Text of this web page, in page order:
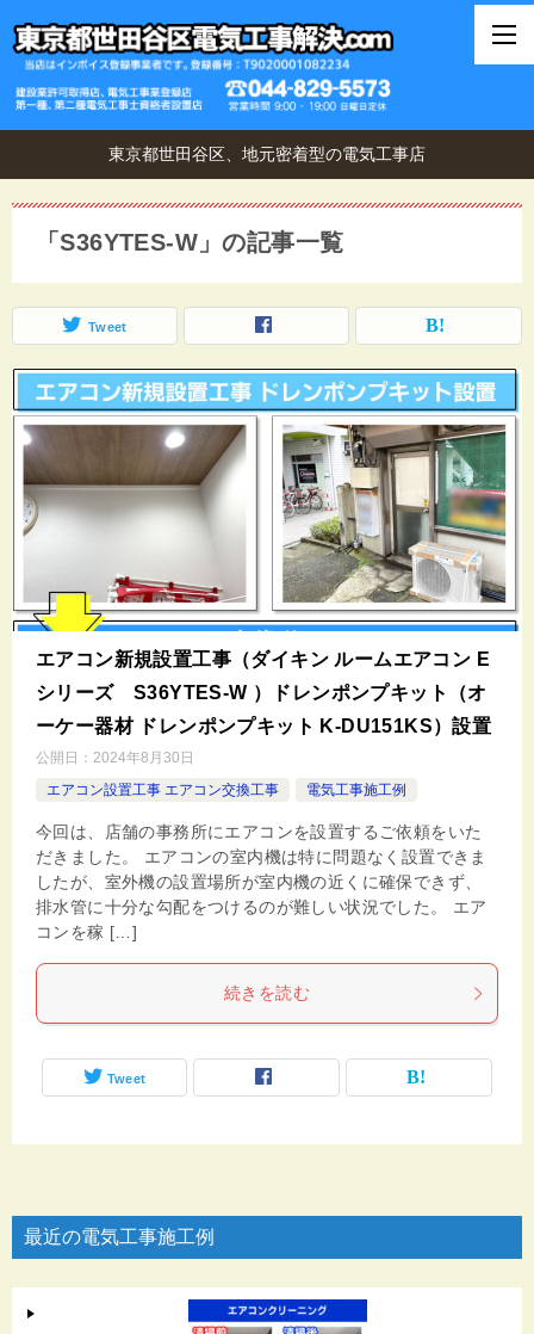
東京都世田谷区、地元密着型の電気工事店
「S36YTES-W」の記事一覧
Tweet
エアコン新規設置工事（ダイキン ルームエアコン E
シリーズ S36YTES-W ）ドレンポンプキット（オ
ーケー器材 ドレンポンプキット K-DU151KS）設置
公開日： 2024年8月30日
エアコン設置工事 エアコン交換工事
電気工事施工例
今回は、店舗の事務所にエアコンを設置するご依頼をいた
だきました。 エアコンの室内機は特に問題なく設置できま
したが、室外機の設置場所が室内機の近くに確保できず、
排水管に十分な勾配をつけるのが難しい状況でした。 エア
コンを稼 […]
続きを読む
Tweet
最近の電気工事施工例